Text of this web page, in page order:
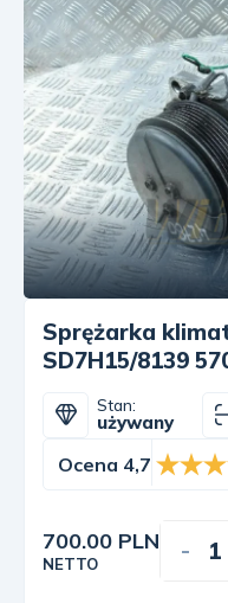
Sprężarka
SD7H15/8139
Stan:
używany
Ocena 4,7
700.00 PLN
NETTO -